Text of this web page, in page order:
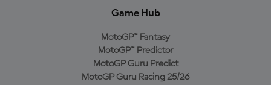
Game Hub
MotoGP™ Fantasy
MotoGP™ Predictor
MotoGP Guru Predict
MotoGP Guru Racing 25/26